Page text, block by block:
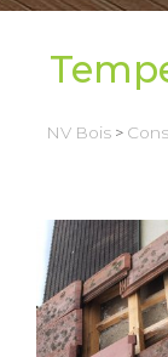
NV Bois >